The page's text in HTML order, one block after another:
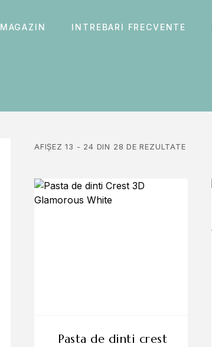
MAGAZIN INTREBARI FRECVENTE
AFIȘEZ 13 - 24 DIN 28 DE REZULTATE
pasta de dinti crest